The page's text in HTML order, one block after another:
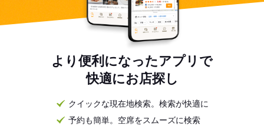
より便利になったアプリで
快適にお店探し
クイックな現在地検索。検索が快適に
予約も簡単。空席をスムーズに検索